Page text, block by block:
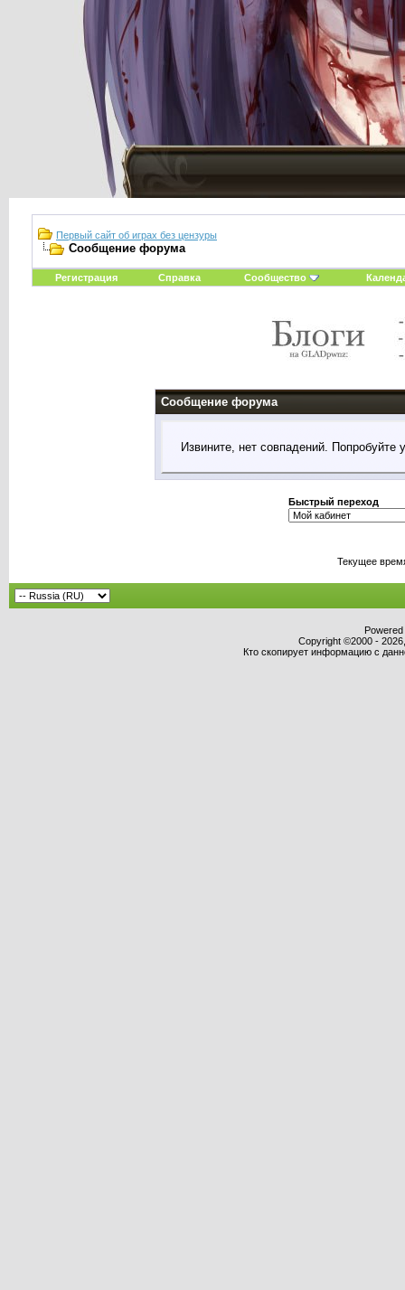
Первый сайт об играх без цензуры
Сообщение форума
Регистрация Справка Сообщество
Сообщение форума
Извините, нет совпадений. Попробуйте
Быстрый переход
Текущее
Copyright ©2000 -
Кто скопирует информацию с